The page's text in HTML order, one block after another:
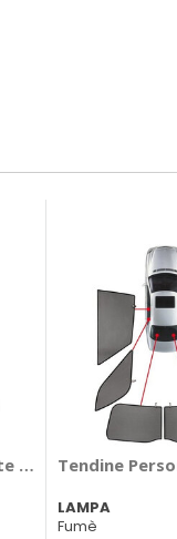
> Station_Wagon
-
Privacy Privacy
Tendine
LAMPA
Fumè